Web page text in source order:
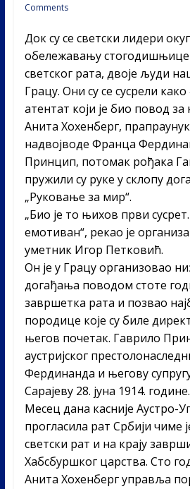
Comments
Док су се светски лидери
обележавању
светског рата, двоје људи
Грацу. Они су се сусрели
атентат који је био повод
Анита Хохенберг,
надвојводе Франца
Принцип, потомак рођака
пружили су руке у склопу
„Руковање за мир“.
„Био је то њихов први
емотиван“, рекао је
уметник Игор Петковић.
Он је у Грацу организовао
догађања поводом стоте
завршетка рата и позвао
породице које су биле
његов почетак. Гаврило
аустријског
Фердинанда и његову
Сарајеву 28. јуна 1914. године.
Месец дана касније Аустро-
прогласила рат Србији чиме
светски рат и на крају
Хабсбуршког царства. Сто
Анита Хохенберг управља